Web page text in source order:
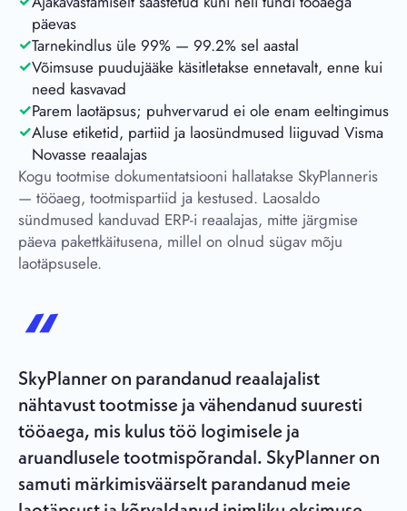
päevas
Tarnekindlus üle 99% — 99.2% sel aastal
Võimsuse puudujääke käsitletakse ennetavalt, enne kui
need kasvavad
Parem laotäpsus; puhvervarud ei ole enam eeltingimus
Aluse etiketid, partiid ja laosündmused liiguvad Visma
Novasse reaalajas
Kogu tootmise dokumentatsiooni hallatakse SkyPlanneris
— tööaeg, tootmispartiid ja kestused. Laosaldo
sündmused kanduvad ERP-i reaalajas, mitte järgmise
päeva pakettkäitusena, millel on olnud sügav mõju
laotäpsusele.
SkyPlanner on parandanud reaalajalist
nähtavust tootmisse ja vähendanud suuresti
tööaega, mis kulus töö logimisele ja
aruandlusele tootmispõrandal. SkyPlanner on
samuti märkimisväärselt parandanud meie